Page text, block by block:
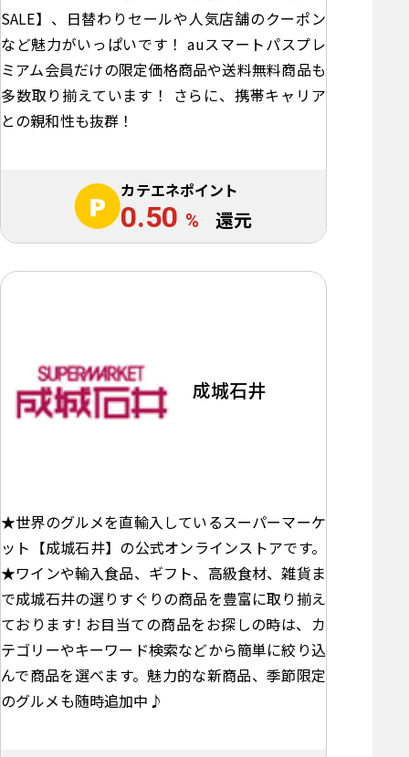
SALE】、日替わりセールや人気店舗のクーポン
など魅力がいっぱいです！ auスマートパスプレ
ミアム会員だけの限定価格商品や送料無料商品も
多数取り揃えています！ さらに、携帯キャリア
との親和性も抜群！
カテエネポイント
0.50 % 還元
成城石井
★世界のグルメを直輸入しているスーパーマーケ
ット【成城石井】の公式オンラインストアです。
★ワインや輸入食品、ギフト、高級食材、雑貨ま
で成城石井の選りすぐりの商品を豊富に取り揃え
ております! お目当ての商品をお探しの時は、カ
テゴリーやキーワード検索などから簡単に絞り込
んで商品を選べます。魅力的な新商品、季節限定
のグルメも随時追加中♪